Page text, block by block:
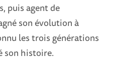
puis agent de
son évolution à
les trois générations
son histoire.